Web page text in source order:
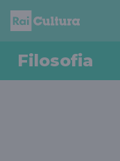
Filosofia